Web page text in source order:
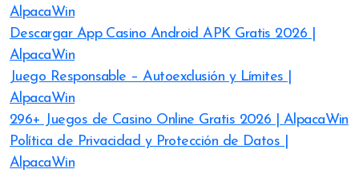
AlpacaWin
Descargar App Casino Android APK Gratis 2026 |
AlpacaWin
Juego Responsable – Autoexclusión y Límites |
AlpacaWin
296+ Juegos de Casino Online Gratis 2026 | AlpacaWin
Política de Privacidad y Protección de Datos |
AlpacaWin